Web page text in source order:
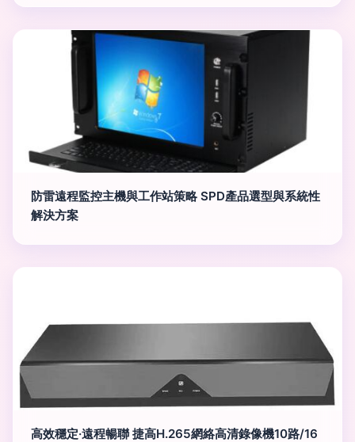
防雷遠程監控主機與工作站策略 SPD產品選型與系統性
解決方案
高效穩定·遠程暢聯 捷高H.265網絡高清錄像機10路/16